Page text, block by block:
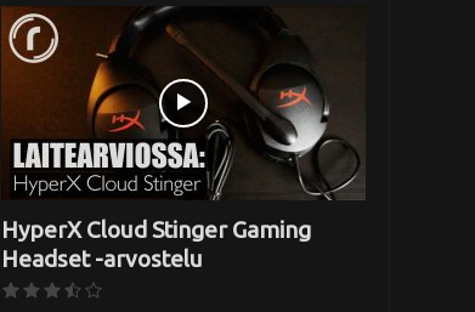
HyperX Cloud Stinger Gaming
Headset -arvostelu